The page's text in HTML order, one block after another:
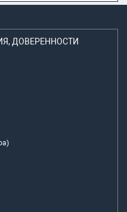
ДОВЕРЕННОСТИ